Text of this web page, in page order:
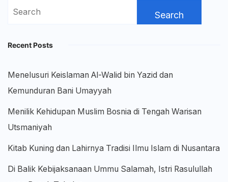
Search
Recent Posts
Menelusuri Keislaman Al-Walid bin Yazid dan
Kemunduran Bani Umayyah
Menilik Kehidupan Muslim Bosnia di Tengah Warisan
Utsmaniyah
Kitab Kuning dan Lahirnya Tradisi Ilmu Islam di Nusantara
Di Balik Kebijaksanaan Ummu Salamah, Istri Rasulullah